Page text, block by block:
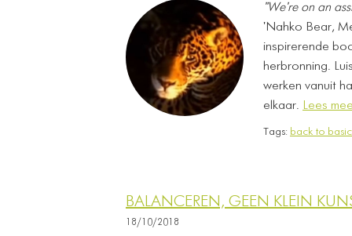
"We're on an
'Nahko Bear,
inspirerende
herbronning.
werken vanuit
elkaar. Lees
Tags: back to
BALANCEREN, GEEN KLEIN
18/10/2018